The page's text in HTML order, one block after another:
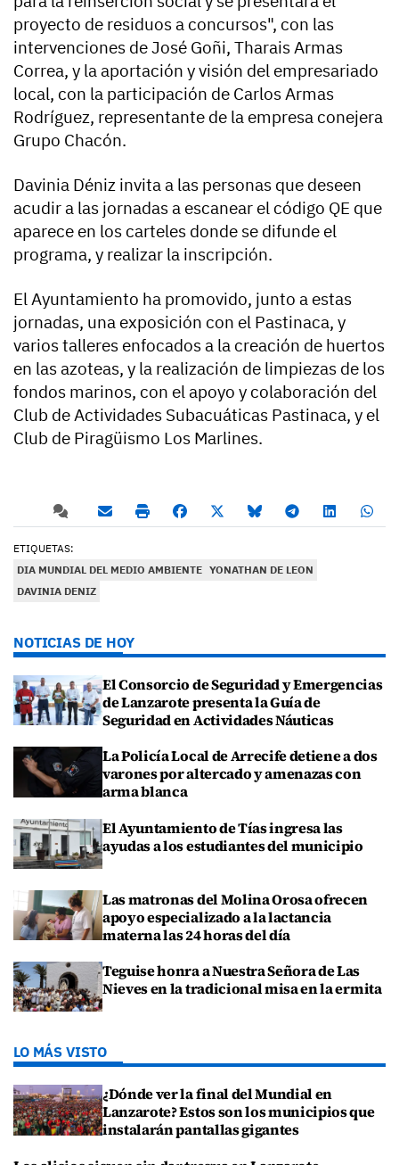
proyecto de residuos a concursos", con las
intervenciones de José Goñi, Tharais Armas
Correa, y la aportación y visión del empresariado
local, con la participación de Carlos Armas
Rodríguez, representante de la empresa conejera
Grupo Chacón.
Davinia Déniz invita a las personas que deseen
acudir a las jornadas a escanear el código QE que
aparece en los carteles donde se difunde el
programa, y realizar la inscripción.
El Ayuntamiento ha promovido, junto a estas
jornadas, una exposición con el Pastinaca, y
varios talleres enfocados a la creación de huertos
en las azoteas, y la realización de limpiezas de los
fondos marinos, con el apoyo y colaboración del
Club de Actividades Subacuáticas Pastinaca, y el
Club de Piragüismo Los Marlines.
ETIQUETAS:
DIA MUNDIAL DEL MEDIO AMBIENTE YONATHAN DE LEON
DAVINIA DENIZ
NOTICIAS DE HOY
El Consorcio de Seguridad y Emergencias
de Lanzarote presenta la Guía de
Seguridad en Actividades Náuticas
La Policía Local de Arrecife detiene a dos
varones por altercado y amenazas con
arma blanca
El Ayuntamiento de Tías ingresa las
ayudas a los estudiantes del municipio
Las matronas del Molina Orosa ofrecen
apoyo especializado a la lactancia
materna las 24 horas del día
Teguise honra a Nuestra Señora de Las
Nieves en la tradicional misa en la ermita
LO MÁS VISTO
¿Dónde ver la final del Mundial en
Lanzarote? Estos son los municipios que
instalarán pantallas gigantes